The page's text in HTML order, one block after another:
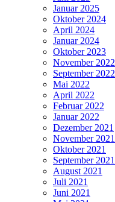
Januar 2025
Oktober 2024
April 2024
Januar 2024
Oktober 2023
November 2022
September 2022
Mai 2022
April 2022
Februar 2022
Januar 2022
Dezember 2021
November 2021
Oktober 2021
September 2021
August 2021
Juli 2021
Juni 2021